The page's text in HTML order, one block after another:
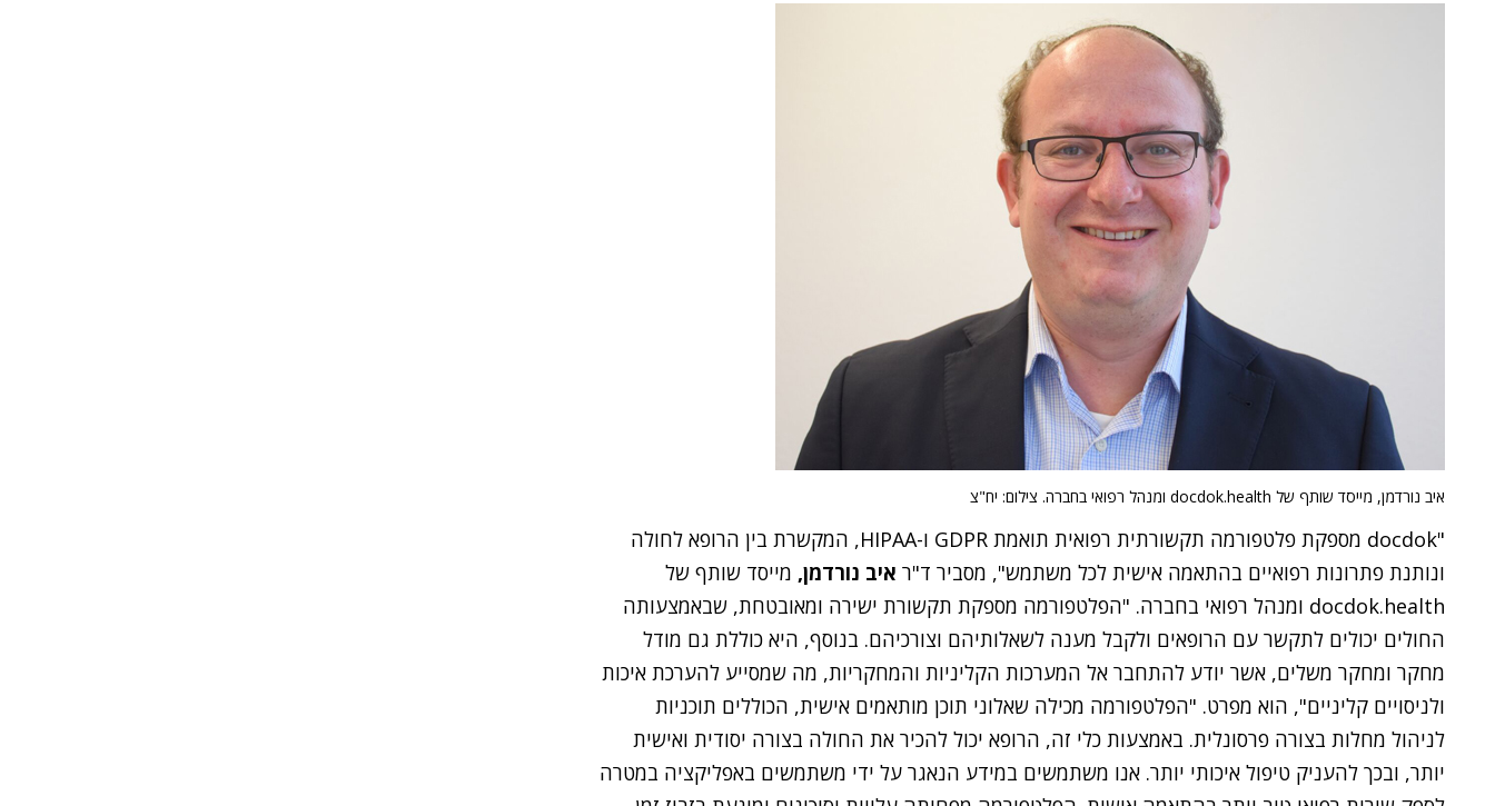
איב נורדמן, מייסד שותף של docdok.health ומנהל רפואי בחברה. צילום: יח"צ
"docdok מספקת פלטפורמה תקשורתית רפואית תואמת GDPR ו-HIPAA, המקשרת בין הרופא לחולה
ונותנת פתרונות רפואיים בהתאמה אישית לכל משתמש", מסביר ד"ר איב נורדמן, מייסד שותף של
docdok.health ומנהל רפואי בחברה. "הפלטפורמה מספקת תקשורת ישירה ומאובטחת, שבאמצעותה
החולים יכולים לתקשר עם הרופאים ולקבל מענה לשאלותיהם וצורכיהם. בנוסף, היא כוללת גם מודל
מחקר ומחקר משלים, אשר יודע להתחבר אל המערכות הקליניות והמחקריות, מה שמסייע להערכת איכות
ולניסויים קליניים", הוא מפרט. "הפלטפורמה מכילה שאלוני תוכן מותאמים אישית, הכוללים תוכניות
לניהול מחלות בצורה פרסונלית. באמצעות כלי זה, הרופא יכול להכיר את החולה בצורה יסודית ואישית
יותר, ובכך להעניק טיפול איכותי יותר. אנו משתמשים במידע הנאגר על ידי משתמשים באפליקציה במטרה